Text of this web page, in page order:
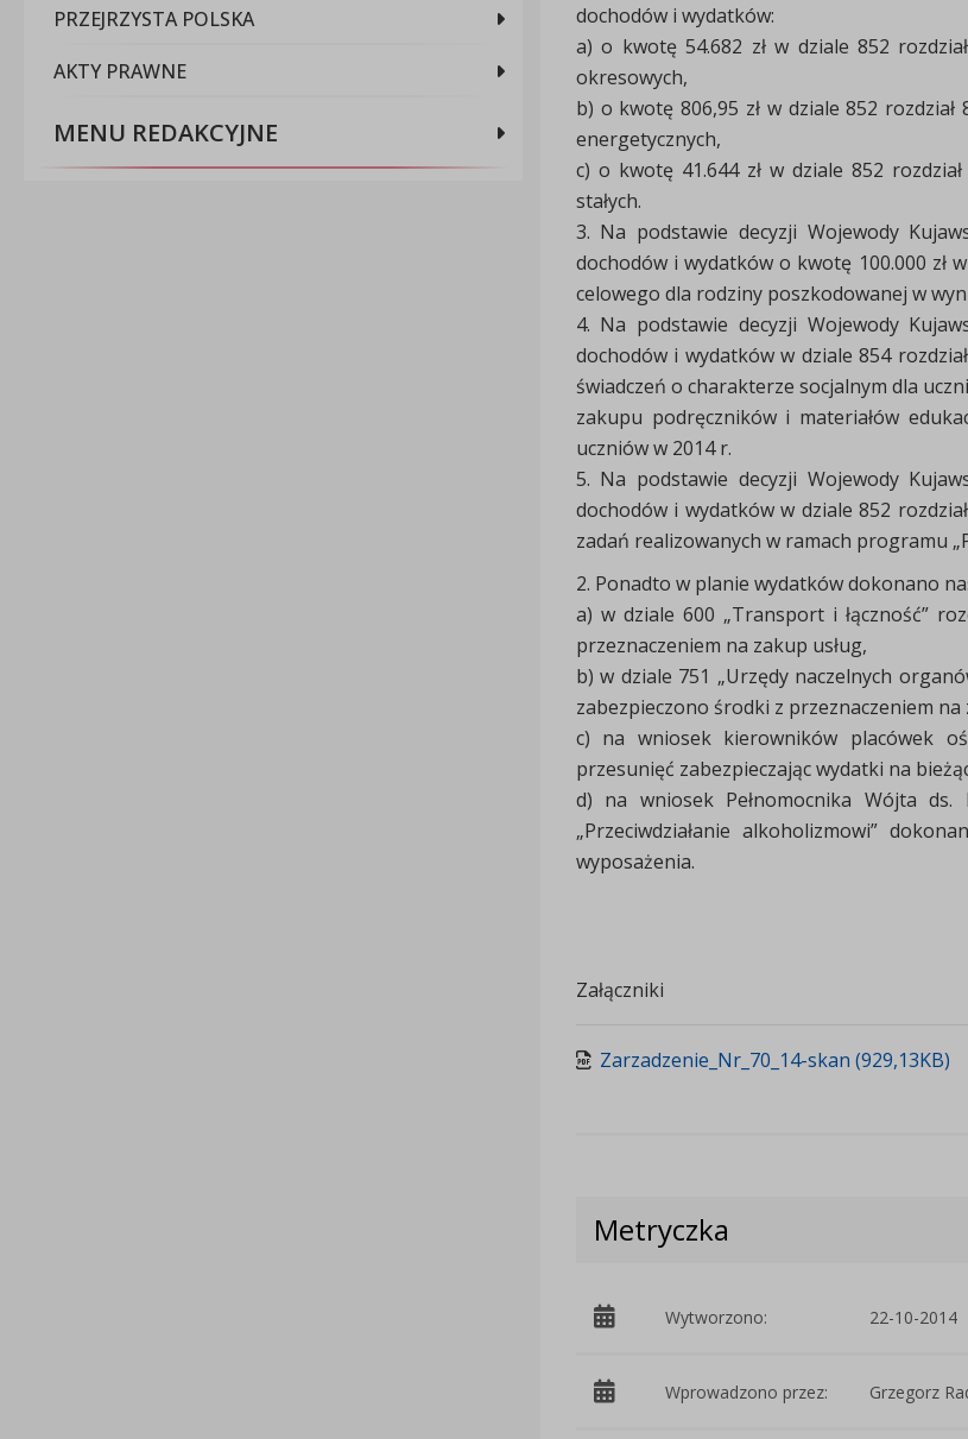
PRZEJRZYSTA POLSKA
AKTY PRAWNE
MENU REDAKCYJNE
dochodów i wydatków:
a) o kwotę 54.682 zł w dziale 852
okresowych,
b) o kwotę 806,95 zł w dziale 852
energetycznych,
c) o kwotę 41.644 zł w dziale 852
stałych.
3. Na podstawie decyzji Wojewody
dochodów i wydatków o kwotę 100.000 zł
celowego dla rodziny poszkodowanej w
4. Na podstawie decyzji Wojewody
dochodów i wydatków w dziale 854
świadczeń o charakterze socjalnym dla
zakupu podręczników i materiałów
uczniów w 2014 r.
5. Na podstawie decyzji Wojewody
dochodów i wydatków w dziale 852
zadań realizowanych w ramach programu
2. Ponadto w planie wydatków dokonano
a) w dziale 600 „Transport i łączność”
przeznaczeniem na zakup usług,
b) w dziale 751 „Urzędy naczelnych
zabezpieczono środki z przeznaczeniem na
c) na wniosek kierowników placówek
przesunięć zabezpieczając wydatki na
d) na wniosek Pełnomocnika Wójta ds.
„Przeciwdziałanie alkoholizmowi”
wyposażenia.
Załączniki
Zarzadzenie_Nr_70_14-skan (929,13KB)
Metryczka
Wytworzono: 22-10-2014
Wprowadzono przez: Grzegorz